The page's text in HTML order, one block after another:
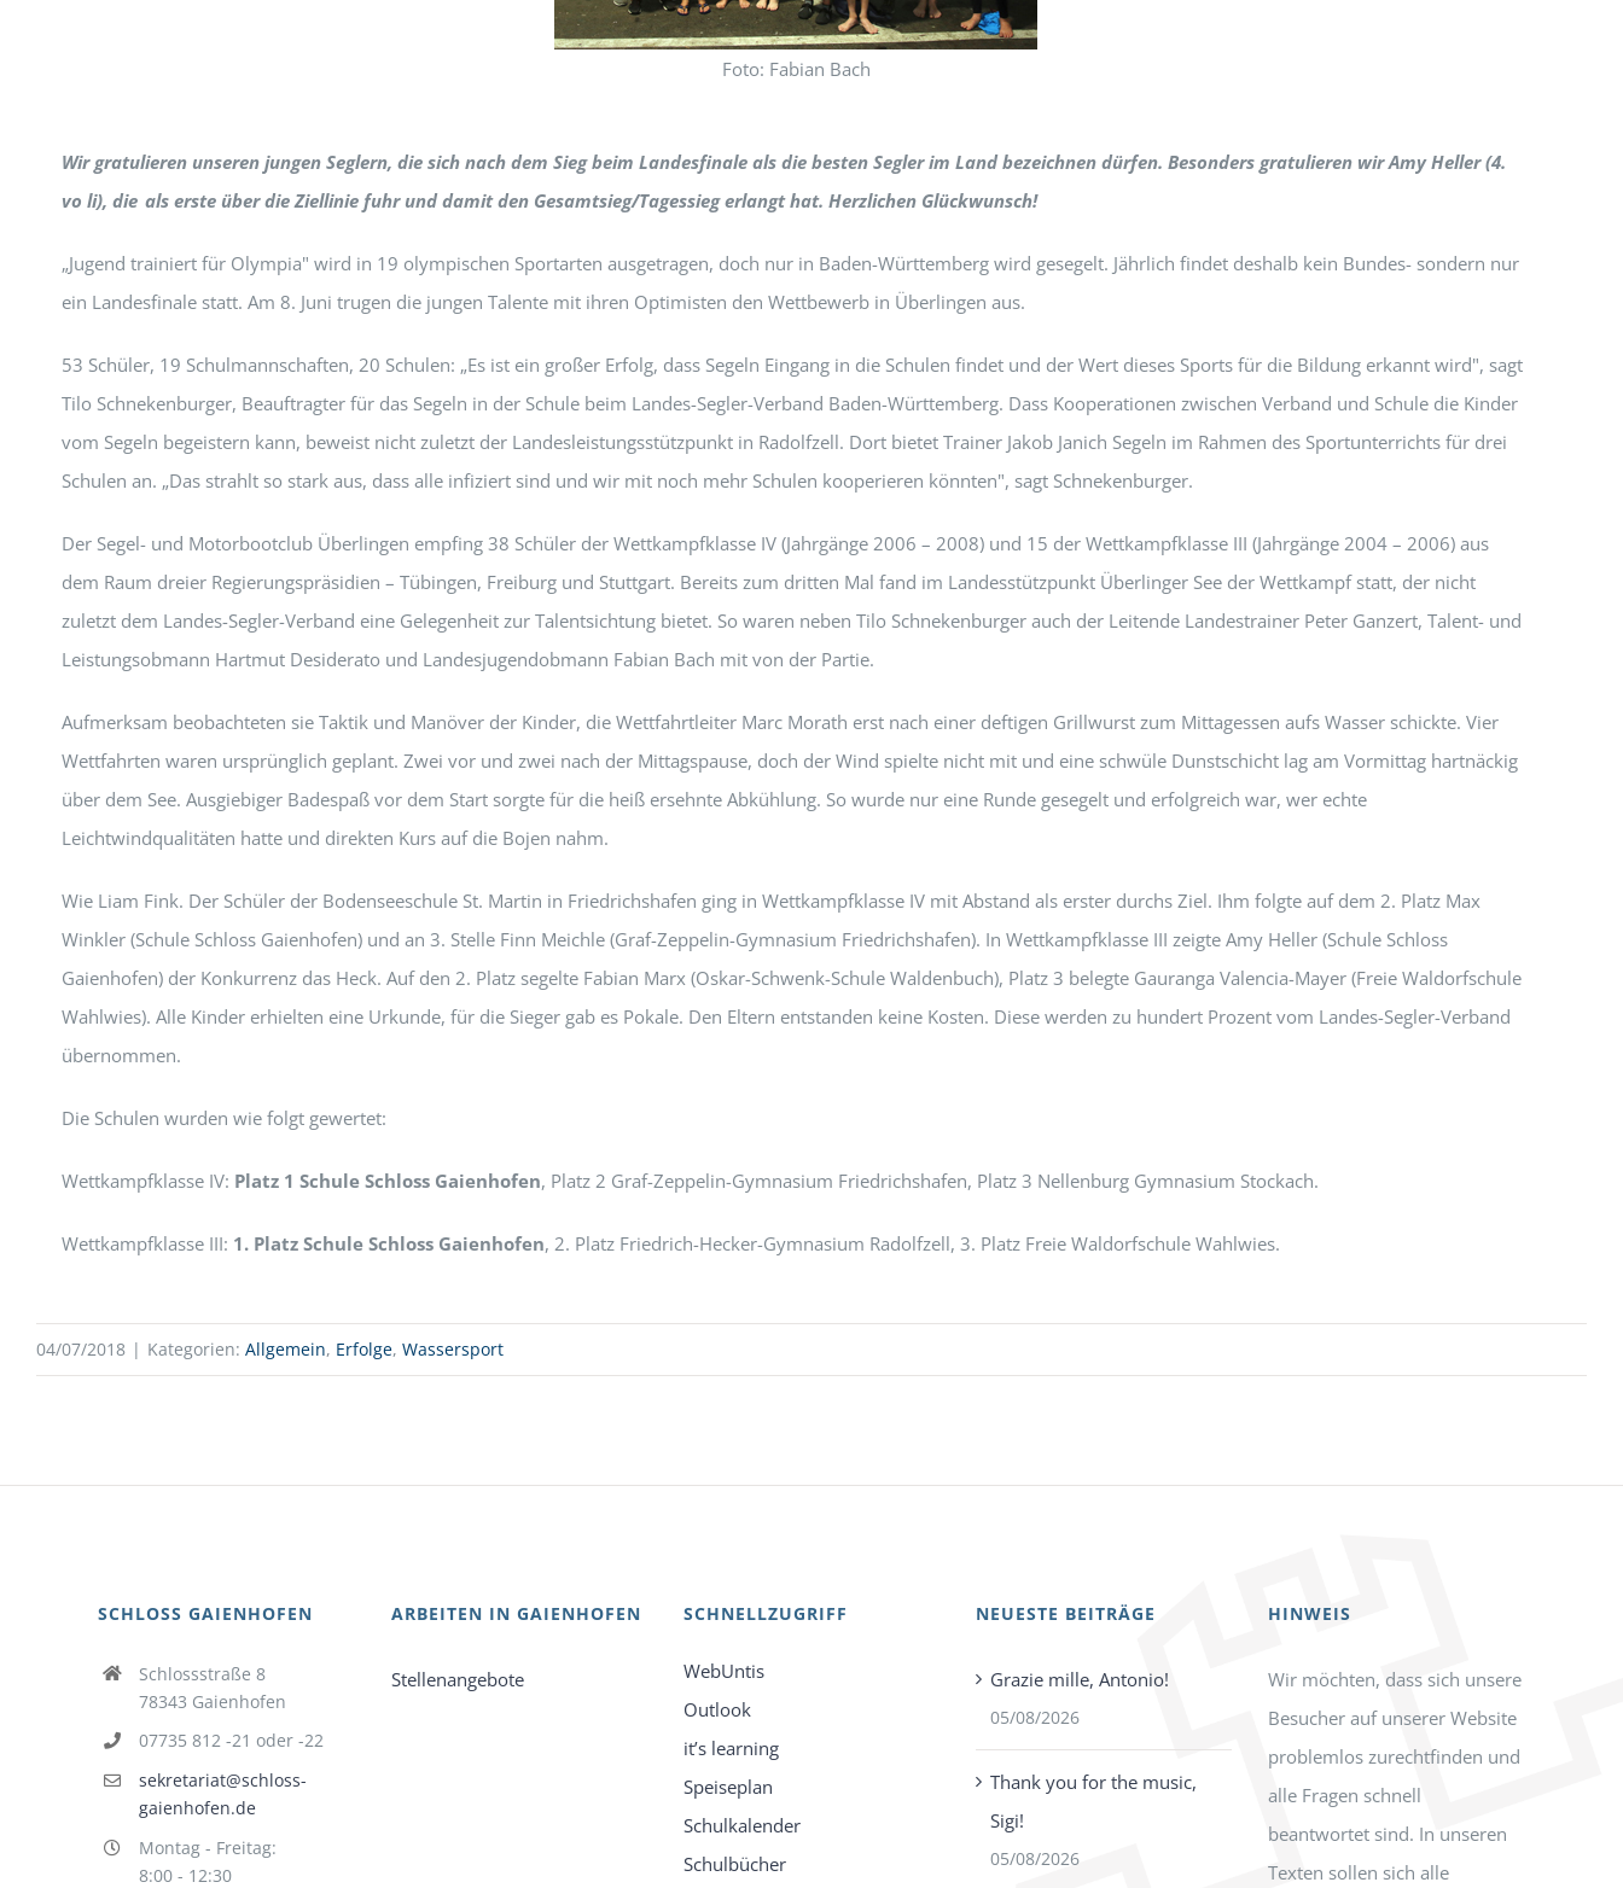
Foto: Fabian Bach
Wir gratulieren unseren jungen Seglern, die sich nach dem Sieg beim Landesfinale als die besten Segler im Land bezeichnen dürfen. Besonders gratulieren wir Amy Heller (4.
vo li), die als erste über die Ziellinie fuhr und damit den Gesamtsieg/Tagessieg erlangt hat. Herzlichen Glückwunsch!
„Jugend trainiert für Olympia" wird in 19 olympischen Sportarten ausgetragen, doch nur in Baden-Württemberg wird gesegelt. Jährlich findet deshalb kein Bundes- sondern nur
ein Landesfinale statt. Am 8. Juni trugen die jungen Talente mit ihren Optimisten den Wettbewerb in Überlingen aus.
53 Schüler, 19 Schulmannschaften, 20 Schulen: „Es ist ein großer Erfolg, dass Segeln Eingang in die Schulen findet und der Wert dieses Sports für die Bildung erkannt wird", sagt
Tilo Schnekenburger, Beauftragter für das Segeln in der Schule beim Landes-Segler-Verband Baden-Württemberg. Dass Kooperationen zwischen Verband und Schule die Kinder
vom Segeln begeistern kann, beweist nicht zuletzt der Landesleistungsstützpunkt in Radolfzell. Dort bietet Trainer Jakob Janich Segeln im Rahmen des Sportunterrichts für drei
Schulen an. „Das strahlt so stark aus, dass alle infiziert sind und wir mit noch mehr Schulen kooperieren könnten", sagt Schnekenburger.
Der Segel- und Motorbootclub Überlingen empfing 38 Schüler der Wettkampfklasse IV (Jahrgänge 2006 – 2008) und 15 der Wettkampfklasse III (Jahrgänge 2004 – 2006) aus
dem Raum dreier Regierungspräsidien – Tübingen, Freiburg und Stuttgart. Bereits zum dritten Mal fand im Landesstützpunkt Überlinger See der Wettkampf statt, der nicht
zuletzt dem Landes-Segler-Verband eine Gelegenheit zur Talentsichtung bietet. So waren neben Tilo Schnekenburger auch der Leitende Landestrainer Peter Ganzert, Talent- und
Leistungsobmann Hartmut Desiderato und Landesjugendobmann Fabian Bach mit von der Partie.
Aufmerksam beobachteten sie Taktik und Manöver der Kinder, die Wettfahrtleiter Marc Morath erst nach einer deftigen Grillwurst zum Mittagessen aufs Wasser schickte. Vier
Wettfahrten waren ursprünglich geplant. Zwei vor und zwei nach der Mittagspause, doch der Wind spielte nicht mit und eine schwüle Dunstschicht lag am Vormittag hartnäckig
über dem See. Ausgiebiger Badespaß vor dem Start sorgte für die heiß ersehnte Abkühlung. So wurde nur eine Runde gesegelt und erfolgreich war, wer echte
Leichtwindqualitäten hatte und direkten Kurs auf die Bojen nahm.
Wie Liam Fink. Der Schüler der Bodenseeschule St. Martin in Friedrichshafen ging in Wettkampfklasse IV mit Abstand als erster durchs Ziel. Ihm folgte auf dem 2. Platz Max
Winkler (Schule Schloss Gaienhofen) und an 3. Stelle Finn Meichle (Graf-Zeppelin-Gymnasium Friedrichshafen). In Wettkampfklasse III zeigte Amy Heller (Schule Schloss
Gaienhofen) der Konkurrenz das Heck. Auf den 2. Platz segelte Fabian Marx (Oskar-Schwenk-Schule Waldenbuch), Platz 3 belegte Gauranga Valencia-Mayer (Freie Waldorfschule
Wahlwies). Alle Kinder erhielten eine Urkunde, für die Sieger gab es Pokale. Den Eltern entstanden keine Kosten. Diese werden zu hundert Prozent vom Landes-Segler-Verband
übernommen.
Die Schulen wurden wie folgt gewertet:
Wettkampfklasse IV: Platz 1 Schule Schloss Gaienhofen, Platz 2 Graf-Zeppelin-Gymnasium Friedrichshafen, Platz 3 Nellenburg Gymnasium Stockach.
Wettkampfklasse III: 1. Platz Schule Schloss Gaienhofen, 2. Platz Friedrich-Hecker-Gymnasium Radolfzell, 3. Platz Freie Waldorfschule Wahlwies.
04/07/2018 | Kategorien: Allgemein, Erfolge, Wassersport
SCHLOSS GAIENHOFEN
Schlossstraße 8
78343 Gaienhofen
07735 812 -21 oder -22
sekretariat@schloss-
gaienhofen.de
Montag - Freitag:
8:00 - 12:30
ARBEITEN IN GAIENHOFEN
Stellenangebote
SCHNELLZUGRIFF
WebUntis
Outlook
it’s learning
Speiseplan
Schulkalender
Schulbücher
NEUESTE BEITRÄGE
Grazie mille, Antonio!
05/08/2026
Thank you for the music,
Sigi!
05/08/2026
HINWEIS
Wir möchten, dass sich unsere
Besucher auf unserer Website
problemlos zurechtfinden und
alle Fragen schnell
beantwortet sind. In unseren
Texten sollen sich alle